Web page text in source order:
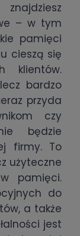
– w tym
pamięci
cieszą się
klientów.
bardzo
przyda
czy
będzie
firmy. To
użyteczne
pamięci.
do
a także
jest